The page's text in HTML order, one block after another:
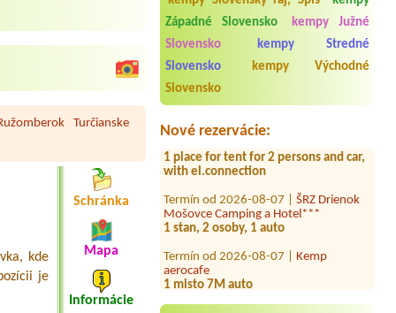
Západné Slovensko
kempy Južné
Slovensko
kempy Stredné
Slovensko
kempy Východné
Slovensko
Nové rezervácie:
Termín od 2026-08-06 |
AVA
Thermalpark Diakovce
1 stan max 2 stany
Tajov
with el.connection
Mošovce Camping a Hotel***
1 stan, 2 osoby, 1 auto
aerocafe
1 misto 7M auto
Turčianske
kde
je
Schránka
Mapa
Informácie